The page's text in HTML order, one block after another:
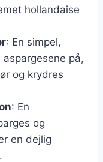
hollandaise
: En simpel,
på,
og krydres
: En
og
en dejlig